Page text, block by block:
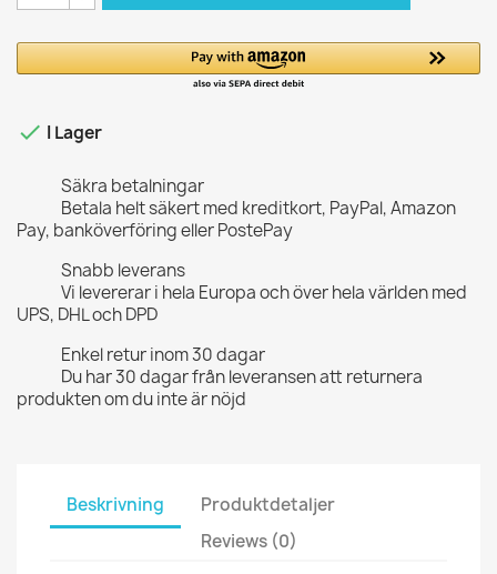
 I Lager
Säkra betalningar
Betala helt säkert med kreditkort, PayPal, Amazon
Pay, banköverföring eller PostePay
Snabb leverans
Vi levererar i hela Europa och över hela världen med
UPS, DHL och DPD
Enkel retur inom 30 dagar
Du har 30 dagar från leveransen att returnera
produkten om du inte är nöjd
Beskrivning
Produktdetaljer
Reviews (0)